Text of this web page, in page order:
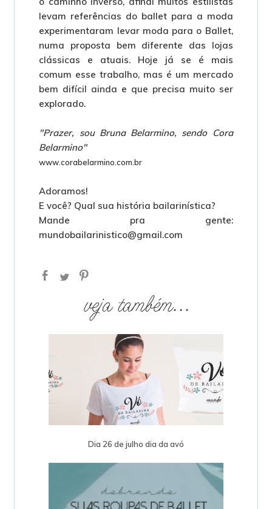
levam referências do ballet para a moda
experimentaram levar moda para o Ballet,
numa proposta bem diferente das lojas
clássicas e atuais. Hoje já se é mais
comum esse trabalho, mas é um mercado
bem difícil ainda e que precisa muito ser
explorado.
"Prazer, sou Bruna Belarmino, sendo Cora
Belarmino"
www.corabelarmino.com.br
Adoramos!
E você? Qual sua história bailarinística?
Mande pra gente:
mundobailarinistico@gmail.com
veja também...
Dia 26 de julho dia da avó